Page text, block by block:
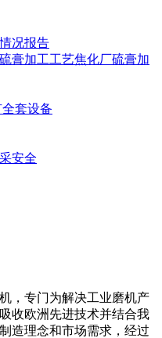
况报告
膏加工工艺焦化厂硫膏加
套设备
安全
，专门为解决工业磨机产
收欧洲先进技术并结合我
造理念和市场需求，经过